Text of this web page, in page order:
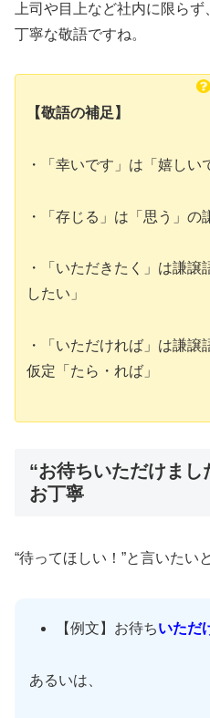
上司や目上など社内に限ら
丁寧な敬語ですね。
【敬語の補足】
・「幸いです」は「嬉しい
・「存じる」は「思う」の
・「いただきたく」は謙
したい」
・「いただければ」は謙
仮定「たら・れば」
“お待ちいただけま
お丁寧
“待ってほしい！”と言いたい
【例文】お待ちいただ
あるいは、